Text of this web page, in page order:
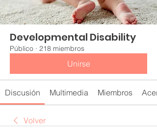
Developmental Disability
Público · 218 miembros
Unirse
Discusión Multimedia Miembros
Volver